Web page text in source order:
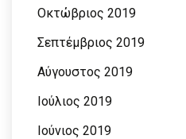
Οκτώβριος 2019
Σεπτέμβριος 2019
Αύγουστος 2019
Ιούλιος 2019
Ιούνιος 2019